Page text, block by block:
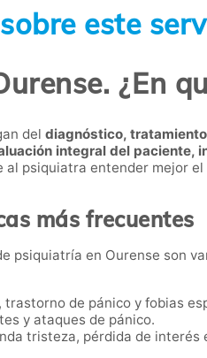
este
¿En
del diagnóstico,
integral del paciente,
al psiquiatra entender mejor
más frecuentes
psiquiatría en Ourense son
de pánico y fobias
y ataques de pánico.
tristeza, pérdida de interés